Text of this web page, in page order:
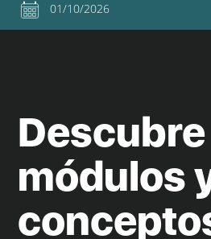
01/10/2026
módulos